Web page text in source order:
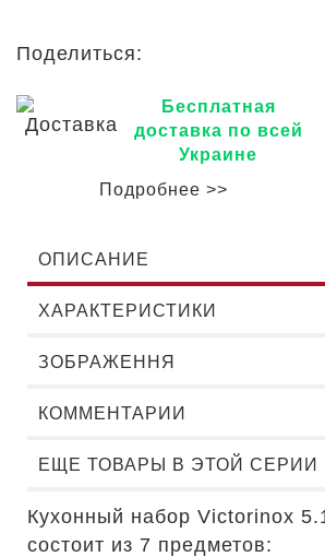
Поделиться:
Бесплатная
доставка по всей
Украине
Подробнее >>
ОПИСАНИЕ
ХАРАКТЕРИСТИКИ
ЗОБРАЖЕННЯ
КОММЕНТАРИИ
ЕЩЕ ТОВАРЫ В ЭТОЙ СЕРИИ
Кухонный набор Victorinox
состоит из 7 предметов: